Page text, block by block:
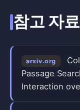
참고 자료
arxiv.org
Passage
Interaction